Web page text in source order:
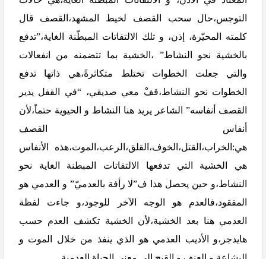
التوجس،حال سحب القصف لخيط المشهد،القصف قال
كلمته المحيّرة، إذن، و تلك الالتفاتات المبطّنة الغاية،”تدفع
بالخشية نحو النشاط” ،الخشية بما تتضمنه من انفعالات
والتي جعلت الخطوات تختلط متكاثرةً،هي ذاتها تدفع
الخطوات نحو النشاط،قفْ معي صديقي، “في القفل يدير
القصف أنفاسه” الشاعر يريد هنا النشاط و الحيوية حتماً،لأن
أنفاس القصف
هي:الخراب،القتل،الخوف،القلق،الرعب،الموت،هذه الأنفاس
هي الخشية التي تدفعها الالتفاتات المبطنة الغاية نحو
النشاط،و حين يحصل هذا ف”لا رأفة بالعدميّ” و العدمي هو
المفقود،فالعدم هو الوجه الآخر للوجود،و جاءت لفظة
العدمي هنا بعد الخشية،لأن الخشية تكشف العدم حسب
هايدجر،و الأديب العدمي هو الذي ينفذ من خلال الموت و